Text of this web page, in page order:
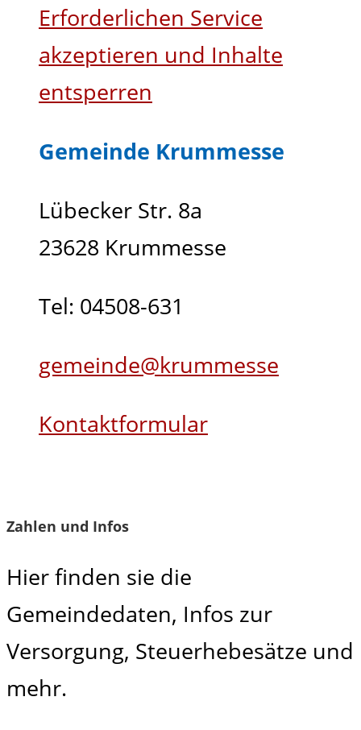
Erforderlichen Service
akzeptieren und Inhalte
entsperren
Gemeinde Krummesse
Lübecker Str. 8a
23628 Krummesse
Tel: 04508-631
gemeinde@krummesse
Kontaktformular
Zahlen und Infos
Hier finden sie die
Gemeindedaten, Infos zur
Versorgung, Steuerhebesätze und
mehr.